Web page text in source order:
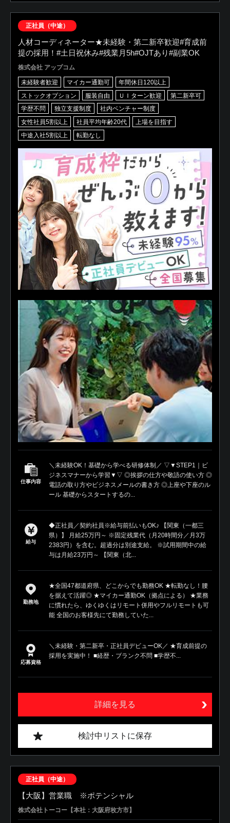
正社員（中途）
人材コーディネーター★未経験・第二新卒歓迎#育成前
提の採用！#土日祝休み#残業月5h#OJTあり#副業OK
株式会社 アップコム
未経験者歓迎 マイカー通勤可
年間休日120以上
ストックオプション
服装自由 ＵＩターン歓迎
第二新卒可
学歴不問
独立支援制度
社内ベンチャー制度
女性社員5割以上
社員平均年齢20代
上場を目指す
中途入社5割以上
転勤なし
仕事内容
＼未経験OK！基礎から学べる研修体制／ ▽▼STEP1｜ビ
ジネスマナーから学習▼▽ ◎挨拶の仕方や敬語の使い方 ◎
電話の取り方やビジネスメールの書き方 ◎上座や下座のル
ール 基礎からスタートするの...
給与
◆正社員／契約社員※給与前払いもOK♪ 【関東（一都三
県）】 月給25万円～ ※固定残業代（月20時間分／月3万
2383円）を含む。超過分は別途支給。 ※試用期間中の給
与は月給23万円～ 【関東（北...
勤務地
★全国47都道府県、どこからでも勤務OK ★転勤なし！腰
を据えて活躍◎ ★マイカー通勤OK（拠点による） ★業務
に慣れたら、ゆくゆくはリモート併用やフルリモートも可
能 全国のお客様先にて勤務していた...
応募資格
＼未経験・第二新卒・正社員デビューOK／ ★育成前提の
採用を実施中！ ■経歴・ブランク不問 ■学歴不...
詳細を見る
検討中リストに保存
正社員（中途）
【大阪】営業職 ※ポテンシャル
株式会社トーコー【本社：大阪府枚方市】